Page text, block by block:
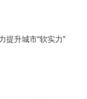
升城市“软实力”